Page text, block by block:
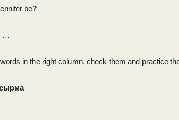
be?
…
in the right column, check them and practice